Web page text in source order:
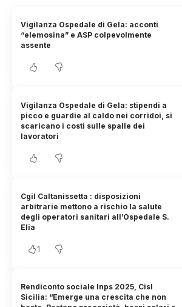
Vigilanza Ospedale di Gela: acconti
“elemosina” e ASP colpevolmente
assente
Vigilanza Ospedale di Gela: stipendi a
picco e guardie al caldo nei corridoi, si
scaricano i costi sulle spalle dei
lavoratori
Cgil Caltanissetta : disposizioni
arbitrarie mettono a rischio la salute
degli operatori sanitari all’Ospedale S.
Elia
1
Rendiconto sociale Inps 2025, Cisl
Sicilia: “Emerge una crescita che non